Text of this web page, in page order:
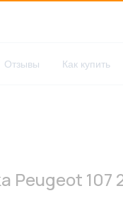
Отзывы Как купить
Peugeot 107